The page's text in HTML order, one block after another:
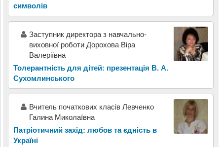
символів
Заступник директора з навчально-
виховної роботи Дорохова Віра
Валеріївна
Толерантність для дітей: презентація В. А.
Сухомлинського
Вчитель початкових класів Левченко
Галина Миколаївна
Патріотичний захід: любов та єдність в
Україні